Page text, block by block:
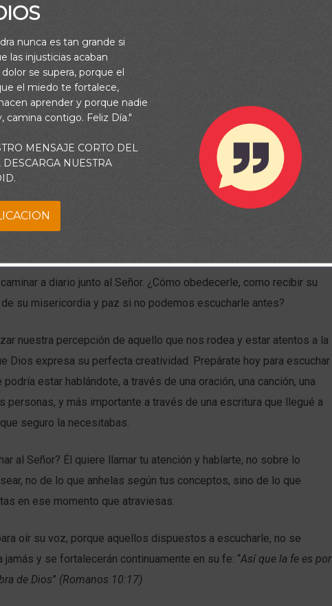
de las primeras normas que aprendí fue que para una buena
saber escuchar. Ya de adulto, comprendí también, que no solo es
a diario junto al Señor. ¿Cómo obedecerle, como recibir su
su misericordia y paz si no podemos escucharle antes?
nuestra percepción de aquello que nos rodea y estar atentos a la
Dios expresa su perfecta creatividad. Prepárate hoy para escuchar
estar hablándote, a través de una oración, una canción, una
personas, y más importante a través de una escritura que llegué a
seguro la necesitabas.
al Señor? Él quiere llamar tu atención y hablarte, no sobre lo
no de lo que anhelas según tus conceptos, sino de lo que
en ese momento que atraviesas.
oír su voz, porque aquellos dispuestos a escucharle, no se
jamás y se fortalecerán continuamente en su fe: “Así que la fe es por
de Dios” (Romanos 10:17)
nunca es tan grande si
las injusticias acaban
se supera, porque el
el miedo te fortalece,
aprender y porque nadie
camina contigo. Feliz Día."
MENSAJE CORTO DEL
NUESTRA